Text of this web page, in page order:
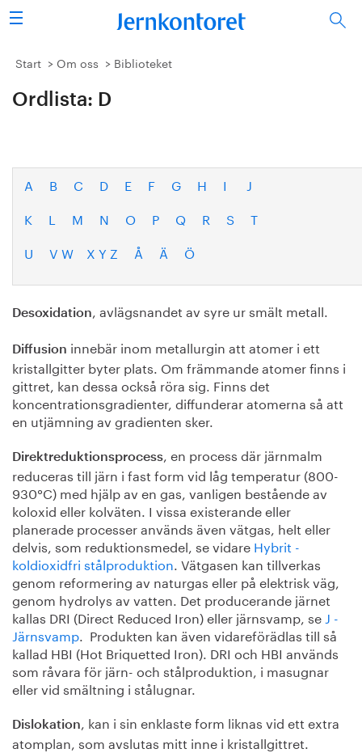
Sök
Stålindustrin
Vision 2050
Energi/miljö
Vi tycker
Publicerat
Bildbank
Om oss
Start Om oss Biblioteket
Ordlista: D
A B C D E F G H I
J
K
L M N O P Q R S
T
U
V W X Y Z Å Ä Ö
Desoxidation, avlägsnandet av syre ur smält metall.
Diffusion innebär inom metallurgin att atomer i ett
kristallgitter byter plats. Om främmande atomer finns i
gittret, kan dessa också röra sig. Finns det
koncentrationsgradienter, diffunderar atomerna så att
en utjämning av gradienten sker.
Direktreduktionsprocess, en process där järnmalm
reduceras till järn i fast form vid låg temperatur (800-
930°C) med hjälp av en gas, vanligen bestående av
koloxid eller kolväten. I vissa existerande eller
planerade processer används även vätgas, helt eller
delvis, som reduktionsmedel, se vidare Hybrit -
koldioxidfri stålproduktion. Vätgasen kan tillverkas
genom reformering av naturgas eller på elektrisk väg,
genom hydrolys av vatten. Det producerande järnet
kallas DRI (Direct Reduced Iron) eller järnsvamp, se J -
Järnsvamp. Produkten kan även vidareförädlas till så
kallad HBI (Hot Briquetted Iron). DRI och HBI används
som råvara för järn- och stålproduktion, i masugnar
eller vid smältning i stålugnar.
Dislokation, kan i sin enklaste form liknas vid ett extra
atomplan, som avslutas mitt inne i kristallgittret.